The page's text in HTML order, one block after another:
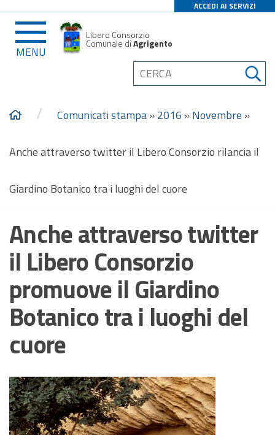
ACCEDI AI SERVIZI
MENU
Libero Consorzio
Comunale diAgrigento
/ Comunicati stampa»2016 »Novembre »
Anche attraverso twitter il Libero Consorzio rilancia il
Giardino Botanico tra i luoghi del cuore
Anche attraverso twitter
il Libero Consorzio
promuove il Giardino
Botanico tra i luoghi del
cuore